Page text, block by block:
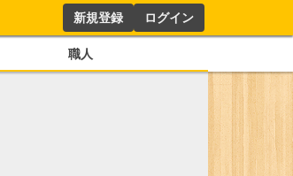
新規登録 ログイン
職人